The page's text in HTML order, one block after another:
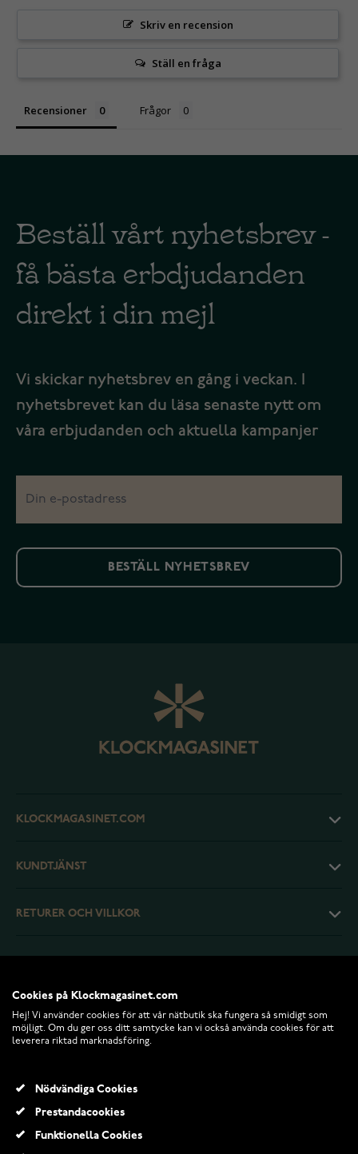
Skriv en recension
Ställ en fråga
Recensioner Frågor
Beställ vårt nyhetsbrev -
få bästa erbdjudanden
direkt i din mejl
Vi skickar nyhetsbrev en gång i veckan. I
nyhetsbrevet kan du läsa senaste nytt om
våra erbjudanden och aktuella kampanjer
BESTÄLL NYHETSBREV
KLOCKMAGASINET.COM
KUNDTJÄNST
RETURER OCH VILLKOR
Cookies på Klockmagasinet.com
Hej! Vi använder cookies för att vår nätbutik ska fungera så smidigt som
möjligt. Om du ger oss ditt samtycke kan vi också använda cookies för att
leverera riktad marknadsföring.
Nödvändiga Cookies
Prestandacookies
Funktionella Cookies